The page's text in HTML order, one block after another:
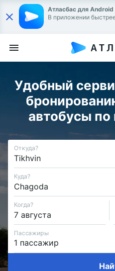
Атласбас для Android
В приложении
Удобный
автобусы по
Откуда?
Куда?
Когда?
Пассажиры